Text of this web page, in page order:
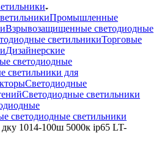
Промышленные
Взрывозащищенные светодиодные
светильникиТорговые
Дизайнерские
светодиодные
светильники для
Светодиодные
Светодиодные светильники
светодиодные светильники
1014-100ш 5000к ip65 LT-